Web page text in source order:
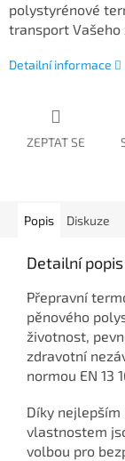
polystyrénové
transport Vašeho
Detailní informace
ZEPTAT SE
Popis Diskuze
Detailní
Přepravní
pěnového
životnost,
zdravotní
normou EN 13
Díky
vlastnostem
volbou pro